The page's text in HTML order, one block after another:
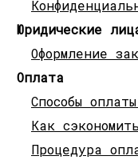
Юридические
Оформление
Оплата
Способы
Как
Процедура